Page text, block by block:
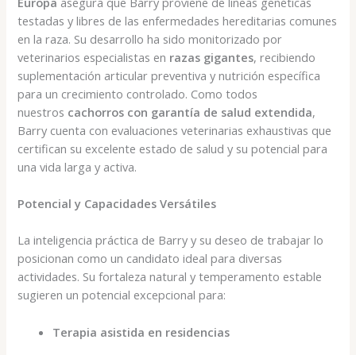
testadas y libres de las enfermedades hereditarias comunes
en la raza. Su desarrollo ha sido monitorizado por
veterinarios especialistas en razas gigantes, recibiendo
suplementación articular preventiva y nutrición específica
para un crecimiento controlado. Como todos
nuestros cachorros con garantía de salud extendida,
Barry cuenta con evaluaciones veterinarias exhaustivas que
certifican su excelente estado de salud y su potencial para
una vida larga y activa.
Potencial y Capacidades Versátiles
La inteligencia práctica de Barry y su deseo de trabajar lo
posicionan como un candidato ideal para diversas
actividades. Su fortaleza natural y temperamento estable
sugieren un potencial excepcional para:
Terapia asistida en residencias